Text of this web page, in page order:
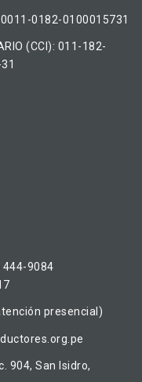
0011-0182-0100015731
(CCI): 011-182-
9084
presencial)
904, San Isidro,